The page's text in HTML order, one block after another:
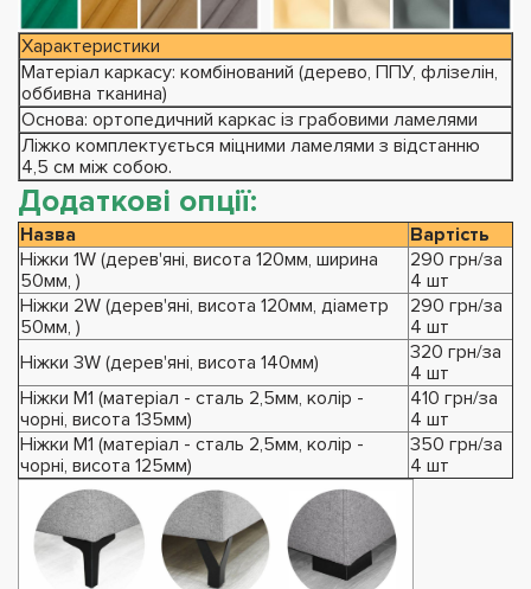
Характеристики
Матеріал каркасу: комбінований (дерево, ППУ, флізелін,
оббивна тканина)
Основа: ортопедичний каркас із грабовими ламелями
Ліжко комплектується міцними ламелями з відстанню
4,5 см між собою.
Додаткові опції:
Назва
Вартість
Ніжки 1W (дерев'яні, висота 120мм, ширина
50мм, )
290 грн/за
4 шт
Ніжки 2W (дерев'яні, висота 120мм, діаметр
50мм, )
290 грн/за
4 шт
Ніжки 3W (дерев'яні, висота 140мм)
320 грн/за
4 шт
Ніжки М1 (матеріал - сталь 2,5мм, колір -
чорні, висота 135мм)
410 грн/за
4 шт
Ніжки М1 (матеріал - сталь 2,5мм, колір -
чорні, висота 125мм)
350 грн/за
4 шт